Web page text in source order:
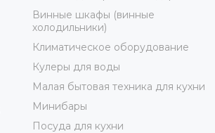
Винные шкафы (винные
холодильники)
Климатическое оборудование
Кулеры для воды
Малая бытовая техника для кухни
Минибары
Посуда для кухни